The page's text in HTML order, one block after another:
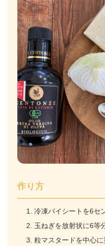
作り方
冷凍パイシートを6セ
玉ねぎを放射状に6等
粒マスタードを中心